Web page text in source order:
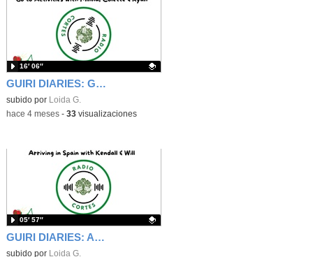
GUIRI DIARIES: Go to Activities with Minna, Colette & Ryan
Contenido educativo.
subido por Loida G.
16′ 06″
-hace 4 meses- 33visualizaciones
GUIRI DIARIES: Arriving in Spain with Kendall and Will
Contenido educativo.
subido por Loida G.
05′ 57″